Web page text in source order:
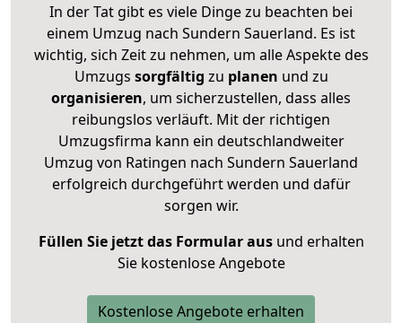
In der Tat gibt es viele Dinge zu beachten bei
einem Umzug nach Sundern Sauerland. Es ist
wichtig, sich Zeit zu nehmen, um alle Aspekte des
Umzugs sorgfältig zu planen und zu
organisieren, um sicherzustellen, dass alles
reibungslos verläuft. Mit der richtigen
Umzugsfirma kann ein deutschlandweiter
Umzug von Ratingen nach Sundern Sauerland
erfolgreich durchgeführt werden und dafür
sorgen wir.
Füllen Sie jetzt das Formular ausund erhalten
Sie kostenlose Angebote
Kostenlose Angebote erhalten